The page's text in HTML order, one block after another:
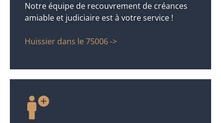
Notre équipe de recouvrement de créances
amiable et judiciaire est à votre service !
Huissier dans le 75006 ->